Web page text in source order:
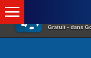
×
Gratuit - dans